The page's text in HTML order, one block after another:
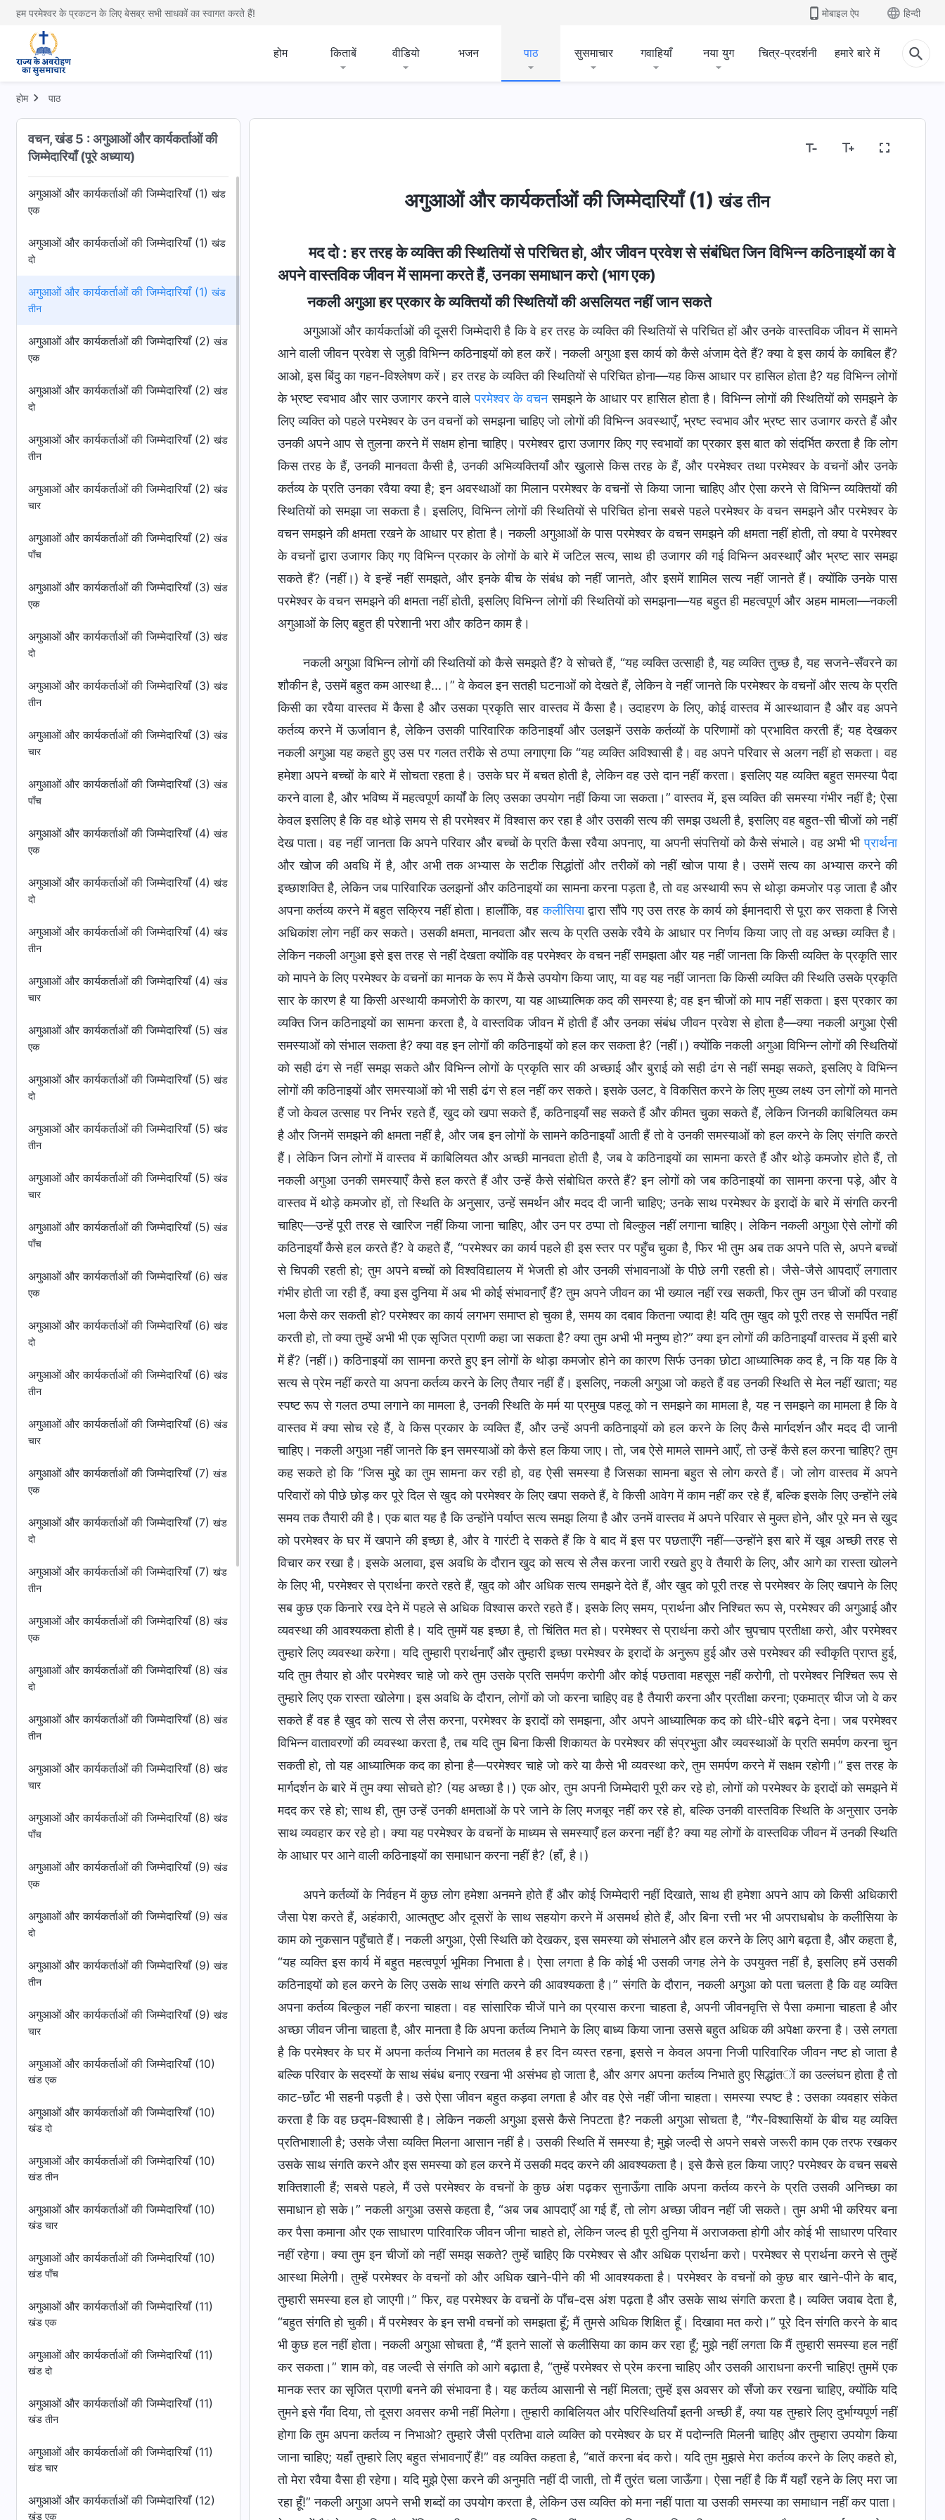
हम परमेश्वर के प्रकटन के लिए बेसब्र सभी साधकों का स्वागत करते हैं! मोबाइल ऐप हिन्दी
होम किताबें वीडियो भजन पाठ सुसमाचार गवाहियाँ नया युग चित्र-प्रदर्शनी हमारे बारे में
होम पाठ
वचन, खंड 5 : अगुआओं और कार्यकर्ताओं की
जिम्मेदारियाँ (पूरे अध्याय)
अगुआओं और कार्यकर्ताओं की जिम्मेदारियाँ (1) खंड
एक
अगुआओं और कार्यकर्ताओं की जिम्मेदारियाँ (1) खंड
दो
अगुआओं और कार्यकर्ताओं की जिम्मेदारियाँ (1) खंड
तीन
अगुआओं और कार्यकर्ताओं की जिम्मेदारियाँ (2) खंड
एक
अगुआओं और कार्यकर्ताओं की जिम्मेदारियाँ (2) खंड
दो
अगुआओं और कार्यकर्ताओं की जिम्मेदारियाँ (2) खंड
तीन
अगुआओं और कार्यकर्ताओं की जिम्मेदारियाँ (2) खंड
चार
अगुआओं और कार्यकर्ताओं की जिम्मेदारियाँ (2) खंड
पाँच
अगुआओं और कार्यकर्ताओं की जिम्मेदारियाँ (3) खंड
एक
अगुआओं और कार्यकर्ताओं की जिम्मेदारियाँ (3) खंड
दो
अगुआओं और कार्यकर्ताओं की जिम्मेदारियाँ (3) खंड
तीन
अगुआओं और कार्यकर्ताओं की जिम्मेदारियाँ (3) खंड
चार
अगुआओं और कार्यकर्ताओं की जिम्मेदारियाँ (3) खंड
पाँच
अगुआओं और कार्यकर्ताओं की जिम्मेदारियाँ (4) खंड
एक
अगुआओं और कार्यकर्ताओं की जिम्मेदारियाँ (4) खंड
दो
अगुआओं और कार्यकर्ताओं की जिम्मेदारियाँ (4) खंड
तीन
अगुआओं और कार्यकर्ताओं की जिम्मेदारियाँ (4) खंड
चार
अगुआओं और कार्यकर्ताओं की जिम्मेदारियाँ (5) खंड
एक
अगुआओं और कार्यकर्ताओं की जिम्मेदारियाँ (5) खंड
दो
अगुआओं और कार्यकर्ताओं की जिम्मेदारियाँ (5) खंड
तीन
अगुआओं और कार्यकर्ताओं की जिम्मेदारियाँ (5) खंड
चार
अगुआओं और कार्यकर्ताओं की जिम्मेदारियाँ (5) खंड
पाँच
अगुआओं और कार्यकर्ताओं की जिम्मेदारियाँ (6) खंड
एक
अगुआओं और कार्यकर्ताओं की जिम्मेदारियाँ (6) खंड
दो
अगुआओं और कार्यकर्ताओं की जिम्मेदारियाँ (6) खंड
तीन
अगुआओं और कार्यकर्ताओं की जिम्मेदारियाँ (6) खंड
चार
अगुआओं और कार्यकर्ताओं की जिम्मेदारियाँ (7) खंड
एक
अगुआओं और कार्यकर्ताओं की जिम्मेदारियाँ (7) खंड
दो
अगुआओं और कार्यकर्ताओं की जिम्मेदारियाँ (7) खंड
तीन
अगुआओं और कार्यकर्ताओं की जिम्मेदारियाँ (8) खंड
एक
अगुआओं और कार्यकर्ताओं की जिम्मेदारियाँ (8) खंड
दो
अगुआओं और कार्यकर्ताओं की जिम्मेदारियाँ (8) खंड
तीन
अगुआओं और कार्यकर्ताओं की जिम्मेदारियाँ (8) खंड
चार
अगुआओं और कार्यकर्ताओं की जिम्मेदारियाँ (8) खंड
पाँच
अगुआओं और कार्यकर्ताओं की जिम्मेदारियाँ (9) खंड
एक
अगुआओं और कार्यकर्ताओं की जिम्मेदारियाँ (9) खंड
दो
अगुआओं और कार्यकर्ताओं की जिम्मेदारियाँ (9) खंड
तीन
अगुआओं और कार्यकर्ताओं की जिम्मेदारियाँ (9) खंड
चार
अगुआओं और कार्यकर्ताओं की जिम्मेदारियाँ (10)
खंड एक
अगुआओं और कार्यकर्ताओं की जिम्मेदारियाँ (10)
खंड दो
अगुआओं और कार्यकर्ताओं की जिम्मेदारियाँ (10)
खंड तीन
अगुआओं और कार्यकर्ताओं की जिम्मेदारियाँ (10)
खंड चार
अगुआओं और कार्यकर्ताओं की जिम्मेदारियाँ (10)
खंड पाँच
अगुआओं और कार्यकर्ताओं की जिम्मेदारियाँ (11)
खंड एक
अगुआओं और कार्यकर्ताओं की जिम्मेदारियाँ (11)
खंड दो
अगुआओं और कार्यकर्ताओं की जिम्मेदारियाँ (11)
खंड तीन
अगुआओं और कार्यकर्ताओं की जिम्मेदारियाँ (11)
खंड चार
अगुआओं और कार्यकर्ताओं की जिम्मेदारियाँ (12)
खंड एक
अगुआओं और कार्यकर्ताओं की जिम्मेदारियाँ (1)खंड तीन
मद दो : हर तरह के व्यक्ति की स्थितियों से परिचित हो, और जीवन प्रवेश से संबंधित जिन विभिन्न कठिनाइयों का वे
अपने वास्तविक जीवन में सामना करते हैं, उनका समाधान करो (भाग एक)
नकली अगुआ हर प्रकार के व्यक्तियों की स्थितियों की असलियत नहीं जान सकते
अगुआओं और कार्यकर्ताओं की दूसरी जिम्मेदारी है कि वे हर तरह के व्यक्ति की स्थितियों से परिचित हों और उनके वास्तविक जीवन में सामने
आने वाली जीवन प्रवेश से जुड़ी विभिन्न कठिनाइयों को हल करें। नकली अगुआ इस कार्य को कैसे अंजाम देते हैं? क्या वे इस कार्य के काबिल हैं?
आओ, इस बिंदु का गहन-विश्लेषण करें। हर तरह के व्यक्ति की स्थितियों से परिचित होना—यह किस आधार पर हासिल होता है? यह विभिन्न लोगों
के भ्रष्ट स्वभाव और सार उजागर करने वालेपरमेश्वर के वचनसमझने के आधार पर हासिल होता है। विभिन्न लोगों की स्थितियों को समझने के
लिए व्यक्ति को पहले परमेश्वर के उन वचनों को समझना चाहिए जो लोगों की विभिन्न अवस्थाएँ, भ्रष्ट स्वभाव और भ्रष्ट सार उजागर करते हैं और
उनकी अपने आप से तुलना करने में सक्षम होना चाहिए। परमेश्वर द्वारा उजागर किए गए स्वभावों का प्रकार इस बात को संदर्भित करता है कि लोग
किस तरह के हैं, उनकी मानवता कैसी है, उनकी अभिव्यक्तियाँ और खुलासे किस तरह के हैं, और परमेश्वर तथा परमेश्वर के वचनों और उनके
कर्तव्य के प्रति उनका रवैया क्या है; इन अवस्थाओं का मिलान परमेश्वर के वचनों से किया जाना चाहिए और ऐसा करने से विभिन्न व्यक्तियों की
स्थितियों को समझा जा सकता है। इसलिए, विभिन्न लोगों की स्थितियों से परिचित होना सबसे पहले परमेश्वर के वचन समझने और परमेश्वर के
वचन समझने की क्षमता रखने के आधार पर होता है। नकली अगुआओं के पास परमेश्वर के वचन समझने की क्षमता नहीं होती, तो क्या वे परमेश्वर
के वचनों द्वारा उजागर किए गए विभिन्न प्रकार के लोगों के बारे में जटिल सत्य, साथ ही उजागर की गई विभिन्न अवस्थाएँ और भ्रष्ट सार समझ
सकते हैं? (नहीं।) वे इन्हें नहीं समझते, और इनके बीच के संबंध को नहीं जानते, और इसमें शामिल सत्य नहीं जानते हैं। क्योंकि उनके पास
परमेश्वर के वचन समझने की क्षमता नहीं होती, इसलिए विभिन्न लोगों की स्थितियों को समझना—यह बहुत ही महत्वपूर्ण और अहम मामला—नकली
अगुआओं के लिए बहुत ही परेशानी भरा और कठिन काम है।
नकली अगुआ विभिन्न लोगों की स्थितियों को कैसे समझते हैं? वे सोचते हैं, “यह व्यक्ति उत्साही है, यह व्यक्ति तुच्छ है, यह सजने-सँवरने का
शौकीन है, उसमें बहुत कम आस्था है...।” वे केवल इन सतही घटनाओं को देखते हैं, लेकिन वे नहीं जानते कि परमेश्वर के वचनों और सत्य के प्रति
किसी का रवैया वास्तव में कैसा है और उसका प्रकृति सार वास्तव में कैसा है। उदाहरण के लिए, कोई वास्तव में आस्थावान है और वह अपने
कर्तव्य करने में ऊर्जावान है, लेकिन उसकी पारिवारिक कठिनाइयाँ और उलझनें उसके कर्तव्यों के परिणामों को प्रभावित करती हैं; यह देखकर
नकली अगुआ यह कहते हुए उस पर गलत तरीके से ठप्पा लगाएगा कि “यह व्यक्ति अविश्वासी है। वह अपने परिवार से अलग नहीं हो सकता। वह
हमेशा अपने बच्चों के बारे में सोचता रहता है। उसके घर में बचत होती है, लेकिन वह उसे दान नहीं करता। इसलिए यह व्यक्ति बहुत समस्या पैदा
करने वाला है, और भविष्य में महत्वपूर्ण कार्यों के लिए उसका उपयोग नहीं किया जा सकता।” वास्तव में, इस व्यक्ति की समस्या गंभीर नहीं है; ऐसा
केवल इसलिए है कि वह थोड़े समय से ही परमेश्वर में विश्वास कर रहा है और उसकी सत्य की समझ उथली है, इसलिए वह बहुत-सी चीजों को नहीं
देख पाता। वह नहीं जानता कि अपने परिवार और बच्चों के प्रति कैसा रवैया अपनाए, या अपनी संपत्तियों को कैसे संभाले। वह अभी भीप्रार्थना
और खोज की अवधि में है, और अभी तक अभ्यास के सटीक सिद्धांतों और तरीकों को नहीं खोज पाया है। उसमें सत्य का अभ्यास करने की
इच्छाशक्ति है, लेकिन जब पारिवारिक उलझनों और कठिनाइयों का सामना करना पड़ता है, तो वह अस्थायी रूप से थोड़ा कमजोर पड़ जाता है और
अपना कर्तव्य करने में बहुत सक्रिय नहीं होता। हालाँकि, वहकलीसियाद्वारा सौंपे गए उस तरह के कार्य को ईमानदारी से पूरा कर सकता है जिसे
अधिकांश लोग नहीं कर सकते। उसकी क्षमता, मानवता और सत्य के प्रति उसके रवैये के आधार पर निर्णय किया जाए तो वह अच्छा व्यक्ति है।
लेकिन नकली अगुआ इसे इस तरह से नहीं देखता क्योंकि वह परमेश्वर के वचन नहीं समझता और यह नहीं जानता कि किसी व्यक्ति के प्रकृति सार
को मापने के लिए परमेश्वर के वचनों का मानक के रूप में कैसे उपयोग किया जाए, या वह यह नहीं जानता कि किसी व्यक्ति की स्थिति उसके प्रकृति
सार के कारण है या किसी अस्थायी कमजोरी के कारण, या यह आध्यात्मिक कद की समस्या है; वह इन चीजों को माप नहीं सकता। इस प्रकार का
व्यक्ति जिन कठिनाइयों का सामना करता है, वे वास्तविक जीवन में होती हैं और उनका संबंध जीवन प्रवेश से होता है—क्या नकली अगुआ ऐसी
समस्याओं को संभाल सकता है? क्या वह इन लोगों की कठिनाइयों को हल कर सकता है? (नहीं।) क्योंकि नकली अगुआ विभिन्न लोगों की स्थितियों
को सही ढंग से नहीं समझ सकते और विभिन्न लोगों के प्रकृति सार की अच्छाई और बुराई को सही ढंग से नहीं समझ सकते, इसलिए वे विभिन्न
लोगों की कठिनाइयों और समस्याओं को भी सही ढंग से हल नहीं कर सकते। इसके उलट, वे विकसित करने के लिए मुख्य लक्ष्य उन लोगों को मानते
हैं जो केवल उत्साह पर निर्भर रहते हैं, खुद को खपा सकते हैं, कठिनाइयाँ सह सकते हैं और कीमत चुका सकते हैं, लेकिन जिनकी काबिलियत कम
है और जिनमें समझने की क्षमता नहीं है, और जब इन लोगों के सामने कठिनाइयाँ आती हैं तो वे उनकी समस्याओं को हल करने के लिए संगति करते
हैं। लेकिन जिन लोगों में वास्तव में काबिलियत और अच्छी मानवता होती है, जब वे कठिनाइयों का सामना करते हैं और थोड़े कमजोर होते हैं, तो
नकली अगुआ उनकी समस्याएँ कैसे हल करते हैं और उन्हें कैसे संबोधित करते हैं? इन लोगों को जब कठिनाइयों का सामना करना पड़े, और वे
वास्तव में थोड़े कमजोर हों, तो स्थिति के अनुसार, उन्हें समर्थन और मदद दी जानी चाहिए; उनके साथ परमेश्वर के इरादों के बारे में संगति करनी
चाहिए—उन्हें पूरी तरह से खारिज नहीं किया जाना चाहिए, और उन पर ठप्पा तो बिल्कुल नहीं लगाना चाहिए। लेकिन नकली अगुआ ऐसे लोगों की
कठिनाइयाँ कैसे हल करते हैं? वे कहते हैं, “परमेश्वर का कार्य पहले ही इस स्तर पर पहुँच चुका है, फिर भी तुम अब तक अपने पति से, अपने बच्चों
से चिपकी रहती हो; तुम अपने बच्चों को विश्वविद्यालय में भेजती हो और उनकी संभावनाओं के पीछे लगी रहती हो। जैसे-जैसे आपदाएँ लगातार
गंभीर होती जा रही हैं, क्या इस दुनिया में अब भी कोई संभावनाएँ हैं? तुम अपने जीवन का भी ख्याल नहीं रख सकती, फिर तुम उन चीजों की परवाह
भला कैसे कर सकती हो? परमेश्वर का कार्य लगभग समाप्त हो चुका है, समय का दबाव कितना ज्यादा है! यदि तुम खुद को पूरी तरह से समर्पित नहीं
करती हो, तो क्या तुम्हें अभी भी एक सृजित प्राणी कहा जा सकता है? क्या तुम अभी भी मनुष्य हो?” क्या इन लोगों की कठिनाइयाँ वास्तव में इसी बारे
में हैं? (नहीं।) कठिनाइयों का सामना करते हुए इन लोगों के थोड़ा कमजोर होने का कारण सिर्फ उनका छोटा आध्यात्मिक कद है, न कि यह कि वे
सत्य से प्रेम नहीं करते या अपना कर्तव्य करने के लिए तैयार नहीं हैं। इसलिए, नकली अगुआ जो कहते हैं वह उनकी स्थिति से मेल नहीं खाता; यह
स्पष्ट रूप से गलत ठप्पा लगाने का मामला है, उनकी स्थिति के मर्म या प्रमुख पहलू को न समझने का मामला है, यह न समझने का मामला है कि वे
वास्तव में क्या सोच रहे हैं, वे किस प्रकार के व्यक्ति हैं, और उन्हें अपनी कठिनाइयों को हल करने के लिए कैसे मार्गदर्शन और मदद दी जानी
चाहिए। नकली अगुआ नहीं जानते कि इन समस्याओं को कैसे हल किया जाए। तो, जब ऐसे मामले सामने आएँ, तो उन्हें कैसे हल करना चाहिए? तुम
कह सकते हो कि “जिस मुद्दे का तुम सामना कर रही हो, वह ऐसी समस्या है जिसका सामना बहुत से लोग करते हैं। जो लोग वास्तव में अपने
परिवारों को पीछे छोड़ कर पूरे दिल से खुद को परमेश्वर के लिए खपा सकते हैं, वे किसी आवेग में काम नहीं कर रहे हैं, बल्कि इसके लिए उन्होंने लंबे
समय तक तैयारी की है। एक बात यह है कि उन्होंने पर्याप्त सत्य समझ लिया है और उनमें वास्तव में अपने परिवार से मुक्त होने, और पूरे मन से खुद
को परमेश्वर के घर में खपाने की इच्छा है, और वे गारंटी दे सकते हैं कि वे बाद में इस पर पछताएँगे नहीं—उन्होंने इस बारे में खूब अच्छी तरह से
विचार कर रखा है। इसके अलावा, इस अवधि के दौरान खुद को सत्य से लैस करना जारी रखते हुए वे तैयारी के लिए, और आगे का रास्ता खोलने
के लिए भी, परमेश्वर से प्रार्थना करते रहते हैं, खुद को और अधिक सत्य समझने देते हैं, और खुद को पूरी तरह से परमेश्वर के लिए खपाने के लिए
सब कुछ एक किनारे रख देने में पहले से अधिक विश्वास करते रहते हैं। इसके लिए समय, प्रार्थना और निश्चित रूप से, परमेश्वर की अगुआई और
व्यवस्था की आवश्यकता होती है। यदि तुममें यह इच्छा है, तो चिंतित मत हो। परमेश्वर से प्रार्थना करो और चुपचाप प्रतीक्षा करो, और परमेश्वर
तुम्हारे लिए व्यवस्था करेगा। यदि तुम्हारी प्रार्थनाएँ और तुम्हारी इच्छा परमेश्वर के इरादों के अनुरूप हुई और उसे परमेश्वर की स्वीकृति प्राप्त हुई,
यदि तुम तैयार हो और परमेश्वर चाहे जो करे तुम उसके प्रति समर्पण करोगी और कोई पछतावा महसूस नहीं करोगी, तो परमेश्वर निश्चित रूप से
तुम्हारे लिए एक रास्ता खोलेगा। इस अवधि के दौरान, लोगों को जो करना चाहिए वह है तैयारी करना और प्रतीक्षा करना; एकमात्र चीज जो वे कर
सकते हैं वह है खुद को सत्य से लैस करना, परमेश्वर के इरादों को समझना, और अपने आध्यात्मिक कद को धीरे-धीरे बढ़ने देना। जब परमेश्वर
विभिन्न वातावरणों की व्यवस्था करता है, तब यदि तुम बिना किसी शिकायत के परमेश्वर की संप्रभुता और व्यवस्थाओं के प्रति समर्पण करना चुन
सकती हो, तो यह आध्यात्मिक कद का होना है—परमेश्वर चाहे जो करे या कैसे भी व्यवस्था करे, तुम समर्पण करने में सक्षम रहोगी।” इस तरह के
मार्गदर्शन के बारे में तुम क्या सोचते हो? (यह अच्छा है।) एक ओर, तुम अपनी जिम्मेदारी पूरी कर रहे हो, लोगों को परमेश्वर के इरादों को समझने में
मदद कर रहे हो; साथ ही, तुम उन्हें उनकी क्षमताओं के परे जाने के लिए मजबूर नहीं कर रहे हो, बल्कि उनकी वास्तविक स्थिति के अनुसार उनके
साथ व्यवहार कर रहे हो। क्या यह परमेश्वर के वचनों के माध्यम से समस्याएँ हल करना नहीं है? क्या यह लोगों के वास्तविक जीवन में उनकी स्थिति
के आधार पर आने वाली कठिनाइयों का समाधान करना नहीं है? (हाँ, है।)
अपने कर्तव्यों के निर्वहन में कुछ लोग हमेशा अनमने होते हैं और कोई जिम्मेदारी नहीं दिखाते, साथ ही हमेशा अपने आप को किसी अधिकारी
जैसा पेश करते हैं, अहंकारी, आत्मतुष्ट और दूसरों के साथ सहयोग करने में असमर्थ होते हैं, और बिना रत्ती भर भी अपराधबोध के कलीसिया के
काम को नुकसान पहुँचाते हैं। नकली अगुआ, ऐसी स्थिति को देखकर, इस समस्या को संभालने और हल करने के लिए आगे बढ़ता है, और कहता है,
“यह व्यक्ति इस कार्य में बहुत महत्वपूर्ण भूमिका निभाता है। ऐसा लगता है कि कोई भी उसकी जगह लेने के उपयुक्त नहीं है, इसलिए हमें उसकी
कठिनाइयों को हल करने के लिए उसके साथ संगति करने की आवश्यकता है।” संगति के दौरान, नकली अगुआ को पता चलता है कि वह व्यक्ति
अपना कर्तव्य बिल्कुल नहीं करना चाहता। वह सांसारिक चीजें पाने का प्रयास करना चाहता है, अपनी जीवनवृत्ति से पैसा कमाना चाहता है और
अच्छा जीवन जीना चाहता है, और मानता है कि अपना कर्तव्य निभाने के लिए बाध्य किया जाना उससे बहुत अधिक की अपेक्षा करना है। उसे लगता
है कि परमेश्वर के घर में अपना कर्तव्य निभाने का मतलब है हर दिन व्यस्त रहना, इससे न केवल अपना निजी पारिवारिक जीवन नष्ट हो जाता है
बल्कि परिवार के सदस्यों के साथ संबंध बनाए रखना भी असंभव हो जाता है, और अगर अपना कर्तव्य निभाते हुए सिद्धांतों का उल्लंघन होता है तो
काट-छाँट भी सहनी पड़ती है। उसे ऐसा जीवन बहुत कड़वा लगता है और वह ऐसे नहीं जीना चाहता। समस्या स्पष्ट है : उसका व्यवहार संकेत
करता है कि वह छद्म-विश्वासी है। लेकिन नकली अगुआ इससे कैसे निपटता है? नकली अगुआ सोचता है, “गैर-विश्वासियों के बीच यह व्यक्ति
प्रतिभाशाली है; उसके जैसा व्यक्ति मिलना आसान नहीं है। उसकी स्थिति में समस्या है; मुझे जल्दी से अपने सबसे जरूरी काम एक तरफ रखकर
उसके साथ संगति करने और इस समस्या को हल करने में उसकी मदद करने की आवश्यकता है। इसे कैसे हल किया जाए? परमेश्वर के वचन सबसे
शक्तिशाली हैं; सबसे पहले, मैं उसे परमेश्वर के वचनों के कुछ अंश पढ़कर सुनाऊँगा ताकि अपना कर्तव्य करने के प्रति उसकी अनिच्छा का
समाधान हो सके।” नकली अगुआ उससे कहता है, “अब जब आपदाएँ आ गई हैं, तो लोग अच्छा जीवन नहीं जी सकते। तुम अभी भी करियर बना
कर पैसा कमाना और एक साधारण पारिवारिक जीवन जीना चाहते हो, लेकिन जल्द ही पूरी दुनिया में अराजकता होगी और कोई भी साधारण परिवार
नहीं रहेगा। क्या तुम इन चीजों को नहीं समझ सकते? तुम्हें चाहिए कि परमेश्वर से और अधिक प्रार्थना करो। परमेश्वर से प्रार्थना करने से तुम्हें
आस्था मिलेगी। तुम्हें परमेश्वर के वचनों को और अधिक खाने-पीने की भी आवश्यकता है। परमेश्वर के वचनों को कुछ बार खाने-पीने के बाद,
तुम्हारी समस्या हल हो जाएगी।” फिर, वह परमेश्वर के वचनों के पाँच-दस अंश पढ़ता है और उसके साथ संगति करता है। व्यक्ति जवाब देता है,
“बहुत संगति हो चुकी। मैं परमेश्वर के इन सभी वचनों को समझता हूँ; मैं तुमसे अधिक शिक्षित हूँ। दिखावा मत करो।” पूरे दिन संगति करने के बाद
भी कुछ हल नहीं होता। नकली अगुआ सोचता है, “मैं इतने सालों से कलीसिया का काम कर रहा हूँ; मुझे नहीं लगता कि मैं तुम्हारी समस्या हल नहीं
कर सकता।” शाम को, वह जल्दी से संगति को आगे बढ़ाता है, “तुम्हें परमेश्वर से प्रेम करना चाहिए और उसकी आराधना करनी चाहिए! तुममें एक
मानक स्तर का सृजित प्राणी बनने की संभावना है। यह कर्तव्य आसानी से नहीं मिलता; तुम्हें इस अवसर को सँजो कर रखना चाहिए, क्योंकि यदि
तुमने इसे गँवा दिया, तो दूसरा अवसर कभी नहीं मिलेगा। तुम्हारी काबिलियत और परिस्थितियाँ इतनी अच्छी हैं, क्या यह तुम्हारे लिए दुर्भाग्यपूर्ण नहीं
होगा कि तुम अपना कर्तव्य न निभाओ? तुम्हारे जैसी प्रतिभा वाले व्यक्ति को परमेश्वर के घर में पदोन्नति मिलनी चाहिए और तुम्हारा उपयोग किया
जाना चाहिए; यहाँ तुम्हारे लिए बहुत संभावनाएँ हैं!” वह व्यक्ति कहता है, “बातें करना बंद करो। यदि तुम मुझसे मेरा कर्तव्य करने के लिए कहते हो,
तो मेरा रवैया वैसा ही रहेगा। यदि मुझे ऐसा करने की अनुमति नहीं दी जाती, तो मैं तुरंत चला जाऊँगा। ऐसा नहीं है कि मैं यहाँ रहने के लिए मरा जा
रहा हूँ!” नकली अगुआ अपने सभी शब्दों का उपयोग करता है, लेकिन उस व्यक्ति को मना नहीं पाता या उसकी समस्या का समाधान नहीं कर पाता।